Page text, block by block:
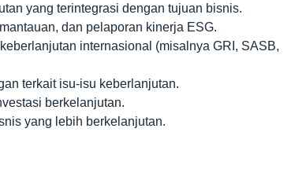
yang terintegrasi dengan tujuan bisnis.
dan pelaporan kinerja ESG.
internasional (misalnya GRI, SASB,
terkait isu-isu keberlanjutan.
berkelanjutan.
yang lebih berkelanjutan.